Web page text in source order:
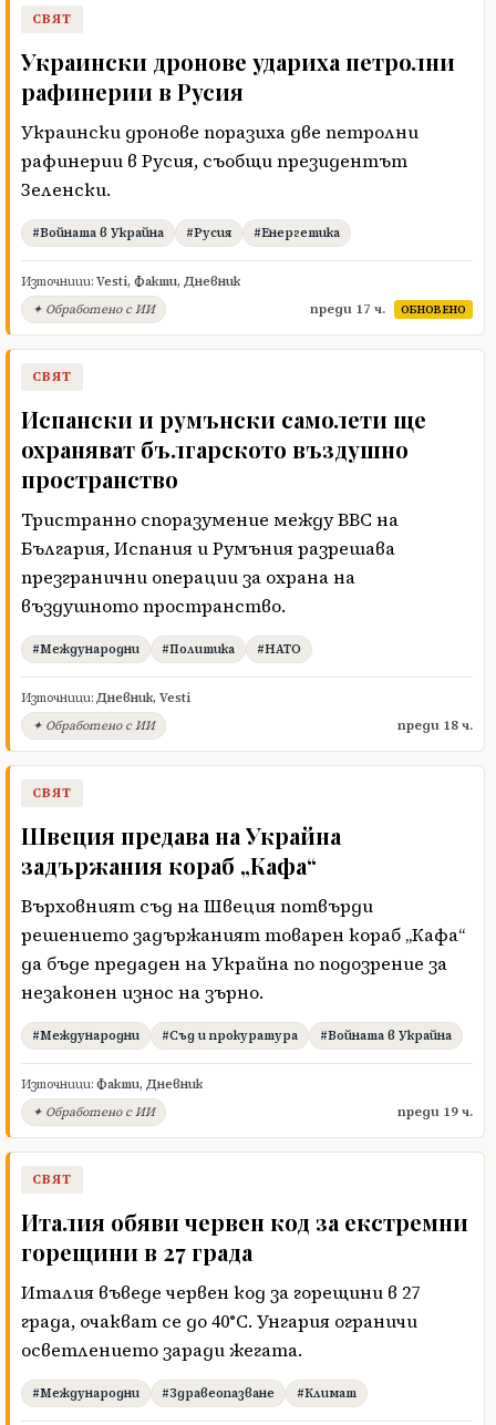
СВЯТ
Украински дронове удариха петролни
рафинерии в Русия
Украински дронове поразиха две петролни
рафинерии в Русия, съобщи президентът
Зеленски.
#Войната в Украйна #Русия #Енергетика
Източници: Vesti, Факти, Дневник
✦ Обработено с ИИ
преди 17 ч. ОБНОВЕНО
СВЯТ
Испански и румънски самолети ще
охраняват българското въздушно
пространство
Тристранно споразумение между ВВС на
България, Испания и Румъния разрешава
презгранични операции за охрана на
въздушното пространство.
#Международни #Политика #НАТО
Източници: Дневник, Vesti
✦ Обработено с ИИ
преди 18 ч.
СВЯТ
Швеция предава на Украйна
задържания кораб „Кафа“
Върховният съд на Швеция потвърди
решението задържаният товарен кораб „Кафа“
да бъде предаден на Украйна по подозрение за
незаконен износ на зърно.
#Международни #Съд и прокуратура #Войната в Украйна
Източници: Факти, Дневник
✦ Обработено с ИИ
преди 19 ч.
СВЯТ
Италия обяви червен код за екстремни
горещини в 27 града
Италия въведе червен код за горещини в 27
града, очакват се до 40°C. Унгария ограничи
осветлението заради жегата.
#Международни #Здравеопазване #Климат